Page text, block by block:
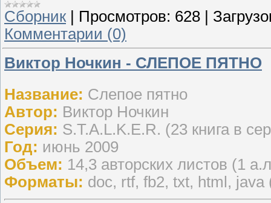
Сборник
Просмотров: 628
Комментарии (0)
Виктор Ночкин - СЛЕПОЕ ПЯТНО
Название: Слепое пятно
Автор: Виктор Ночкин
Серия: S.T.A.L.K.E.R. (23 книга в
Год: июнь 2009
Объем: 14,3 авторских листов (1
Форматы: doc, rtf, fb2, txt, html, java